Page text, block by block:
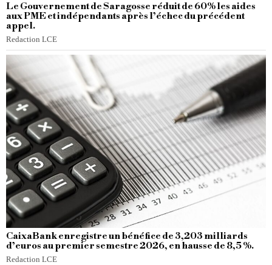
Le Gouvernement de Saragosse réduit de 60% les aides
aux PME et indépendants après l’échec du précédent
appel.
Redaction LCE
CaixaBank enregistre un bénéfice de 3,203 milliards
d’euros au premier semestre 2026, en hausse de 8,5 %.
Redaction LCE